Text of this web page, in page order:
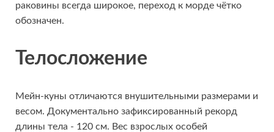
раковины всегда широкое, переход к морде чётко
обозначен.
Телосложение
Мейн-куны отличаются внушительными размерами и
весом. Документально зафиксированный рекорд
длины тела - 120 см. Вес взрослых особей